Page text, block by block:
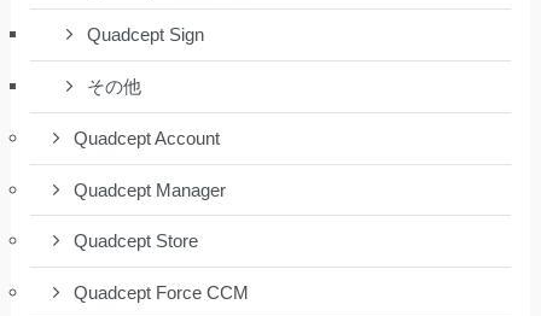
Quadcept Sign
その他
Quadcept Account
Quadcept Manager
Quadcept Store
Quadcept Force CCM